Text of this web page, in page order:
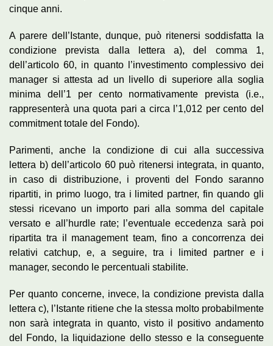
cinque anni.
A parere dell’Istante, dunque, può ritenersi soddisfatta la
condizione prevista dalla lettera a), del comma 1,
dell’articolo 60, in quanto l’investimento complessivo dei
manager si attesta ad un livello di superiore alla soglia
minima dell’1 per cento normativamente prevista (i.e.,
rappresenterà una quota pari a circa l’1,012 per cento del
commitment totale del Fondo).
Parimenti, anche la condizione di cui alla successiva
lettera b) dell’articolo 60 può ritenersi integrata, in quanto,
in caso di distribuzione, i proventi del Fondo saranno
ripartiti, in primo luogo, tra i limited partner, fin quando gli
stessi ricevano un importo pari alla somma del capitale
versato e all’hurdle rate; l’eventuale eccedenza sarà poi
ripartita tra il management team, fino a concorrenza dei
relativi catchup, e, a seguire, tra i limited partner e i
manager, secondo le percentuali stabilite.
Per quanto concerne, invece, la condizione prevista dalla
lettera c), l’Istante ritiene che la stessa molto probabilmente
non sarà integrata in quanto, visto il positivo andamento
del Fondo, la liquidazione dello stesso e la conseguente